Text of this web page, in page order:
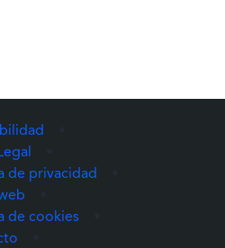
de privacidad
de cookies